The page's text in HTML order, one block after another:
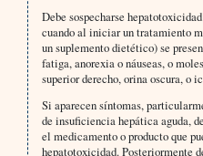
Debe sospecharse
cuando al iniciar un tratamiento
un suplemento dietético) se
fatiga, anorexia o náuseas, o
superior derecho, orina oscura, o
Si aparecen síntomas,
de insuficiencia hepática aguda,
el medicamento o producto que
hepatotoxicidad. Posteriormente